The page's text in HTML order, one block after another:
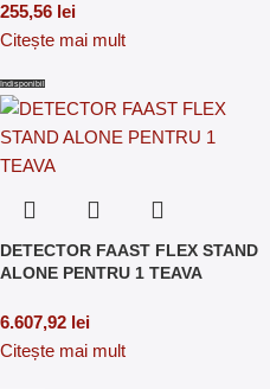
255,56 lei
Citește mai mult
Indisponibil
DETECTOR FAAST FLEX STAND
ALONE PENTRU 1 TEAVA
6.607,92 lei
Citește mai mult